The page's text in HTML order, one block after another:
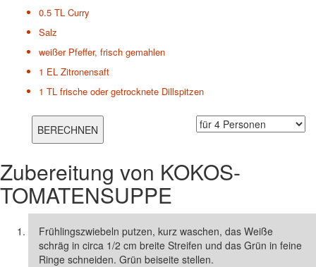
0.5 TL Curry
Salz
weißer Pfeffer, frisch gemahlen
1 EL Zitronensaft
1 TL frische oder getrocknete Dillspitzen
Zubereitung von KOKOS-
TOMATENSUPPE
Frühlingszwiebeln putzen, kurz waschen, das Weiße
schräg in circa 1/2 cm breite Streifen und das Grün in feine
Ringe schneiden. Grün beiseite stellen.